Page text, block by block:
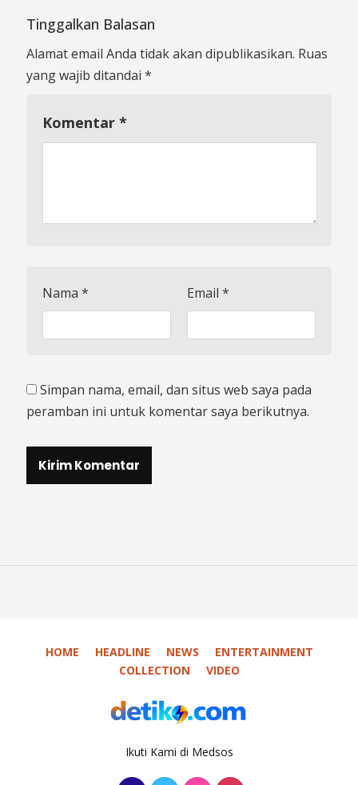
Tinggalkan Balasan
Alamat email Anda tidak akan dipublikasikan. Ruas
yang wajib ditandai *
Komentar *
Nama * Email *
Simpan nama, email, dan situs web saya pada
peramban ini untuk komentar saya berikutnya.
HOME HEADLINE NEWS
ENTERTAINMENT
COLLECTION
VIDEO
Ikuti Kami di Medsos